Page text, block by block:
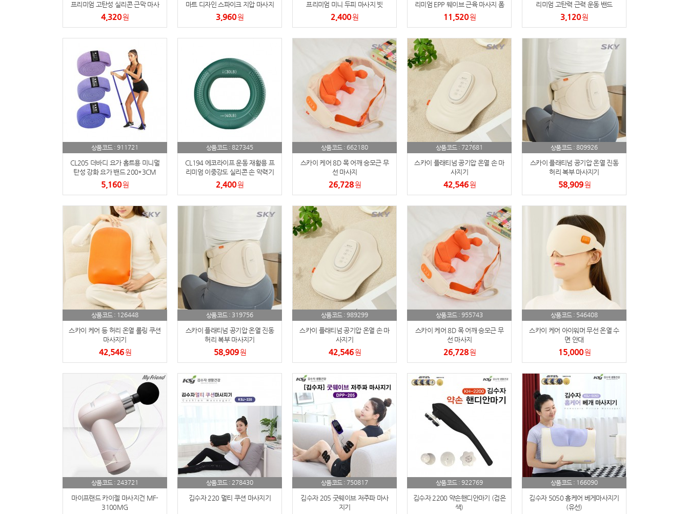
24
25 AP-100071
26 보냉
AP-100052
AP-100150
29
AP-100106
1 우산
2 AP-100062
4 수건
볼펜
6 양심판촉
7 여행
8 텀블러
9 파우치
11 usb
12 보조배터리
13 송월타올
14 에코백
15 AP-100025
프리미엄 고탄성 실리콘 근막 마사
지볼
4,320원
마트 디자인 스파이크 지압 마사지
볼
3,960원
프리미엄 미니 두피 마사지 빗
2,400원
리미엄 EPP 웨이브 근육 마사지 폼
롤러
11,520원
리미엄 고탄력 근력 운동 밴드
3,120원
상품코드 : 911721
CL205 더바디 요가 홈트용 미니멀
탄성 강화 요가 밴드 200*3CM
5,160원
상품코드 : 827345
CL194 에코라이프 운동 재활용 프
리미엄 이중강도 실리콘 손 악력기
2,400원
상품코드 : 662180
스카이 케어 8D 목 어깨 승모근 무
선 마사지
26,728원
상품코드 : 727681
스카이 플래티넘 공기압 온열 손 마
사지기
42,546원
상품코드 : 809926
스카이 플래티넘 공기압 온열 진동
허리 복부 마사지기
58,909원
상품코드 : 126448
스카이 케어 등 허리 온열 롤링 쿠션
마사지기
42,546원
상품코드 : 319756
스카이 플래티넘 공기압 온열 진동
허리 복부 마사지기
58,909원
상품코드 : 989299
스카이 플래티넘 공기압 온열 손 마
사지기
42,546원
상품코드 : 955743
스카이 케어 8D 목 어깨 승모근 무
선 마사지
26,728원
상품코드 : 546408
스카이 케어 아이워머 무선 온열 수
면 안대
15,000원
상품코드 : 243721
마이프랜드 카이젤 마사지건 MF-
3100MG
상품코드 : 278430
김수자 220 멀티 쿠션 마사지기
상품코드 : 750817
김수자 205 굿웨이브 저주파 마사
지기
상품코드 : 922769
김수자 2200 약손핸디안마기 (검은
색)
상품코드 : 166090
김수자 5050 홈케어 베게마사지기
(유선)